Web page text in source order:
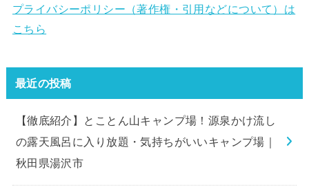
プライバシーポリシー（著作権・引用などについて）は
こちら
最近の投稿
【徹底紹介】とことん山キャンプ場！源泉かけ流し
の露天風呂に入り放題・気持ちがいいキャンプ場｜
秋田県湯沢市